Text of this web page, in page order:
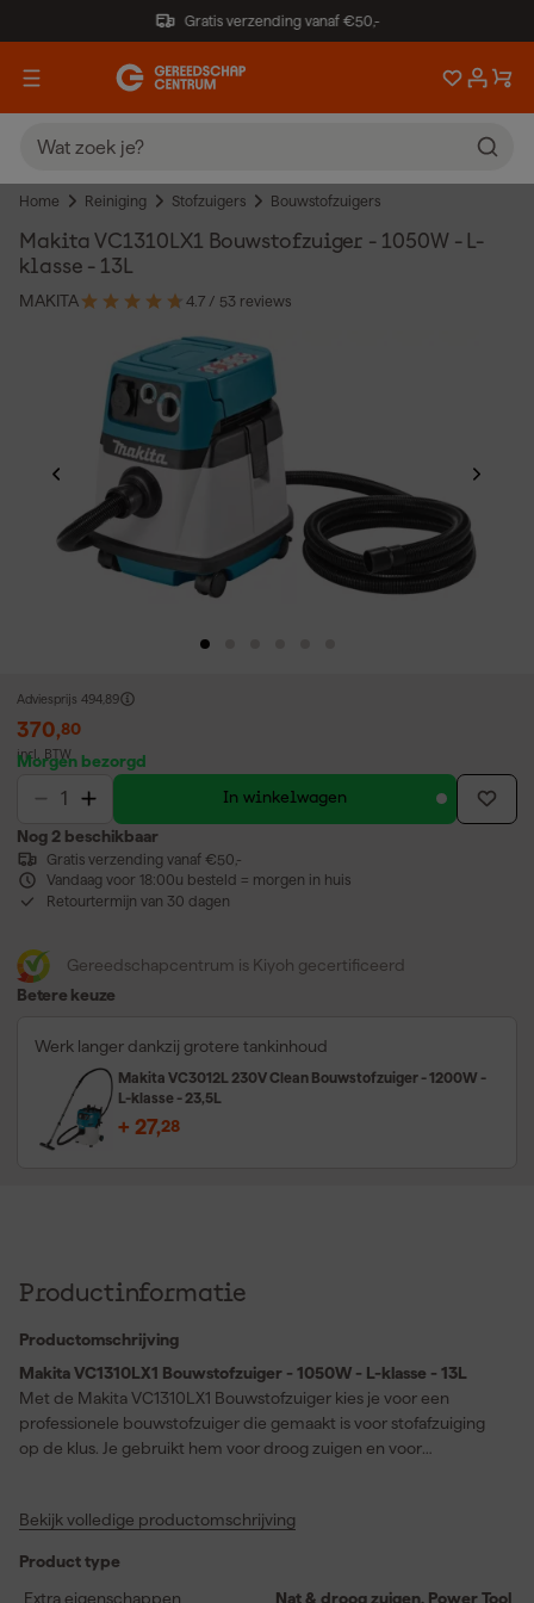
Gratis verzending vanaf €50,-
Home Reiniging Stofzuigers Bouwstofzuigers
Makita VC1310LX1 Bouwstofzuiger - 1050W - L-
klasse - 13L
MAKITA 4.7 / 53 reviews
Adviesprijs 494,89
370,80
incl. BTW
Morgen bezorgd
In winkelwagen
Nog 2 beschikbaar
Gratis verzending vanaf €50,-
Vandaag voor 18:00u besteld = morgen in huis
Retourtermijn van 30 dagen
Gereedschapcentrum is Kiyoh gecertificeerd
Betere keuze
Werk langer dankzij grotere tankinhoud
Makita VC3012L 230V Clean Bouwstofzuiger - 1200W -
L-klasse - 23,5L
+ 27,28
Productinformatie
Productomschrijving
Makita VC1310LX1 Bouwstofzuiger - 1050W - L-klasse - 13L
Met de Makita VC1310LX1 Bouwstofzuiger kies je voor een
professionele bouwstofzuiger die gemaakt is voor stofafzuiging
op de klus. Je gebruikt hem voor droog zuigen en voor
aangesloten machines en blijft hij nog even nadraaien voor een
per toepassing de juiste balans te vinden. De antistatische
stofzuigslang draagt bij aan comfortabel werken en de stille
Bekijk volledige productomschrijving
Product type
Extra eigenschappen
Nat & droog zuigen, Power Tool